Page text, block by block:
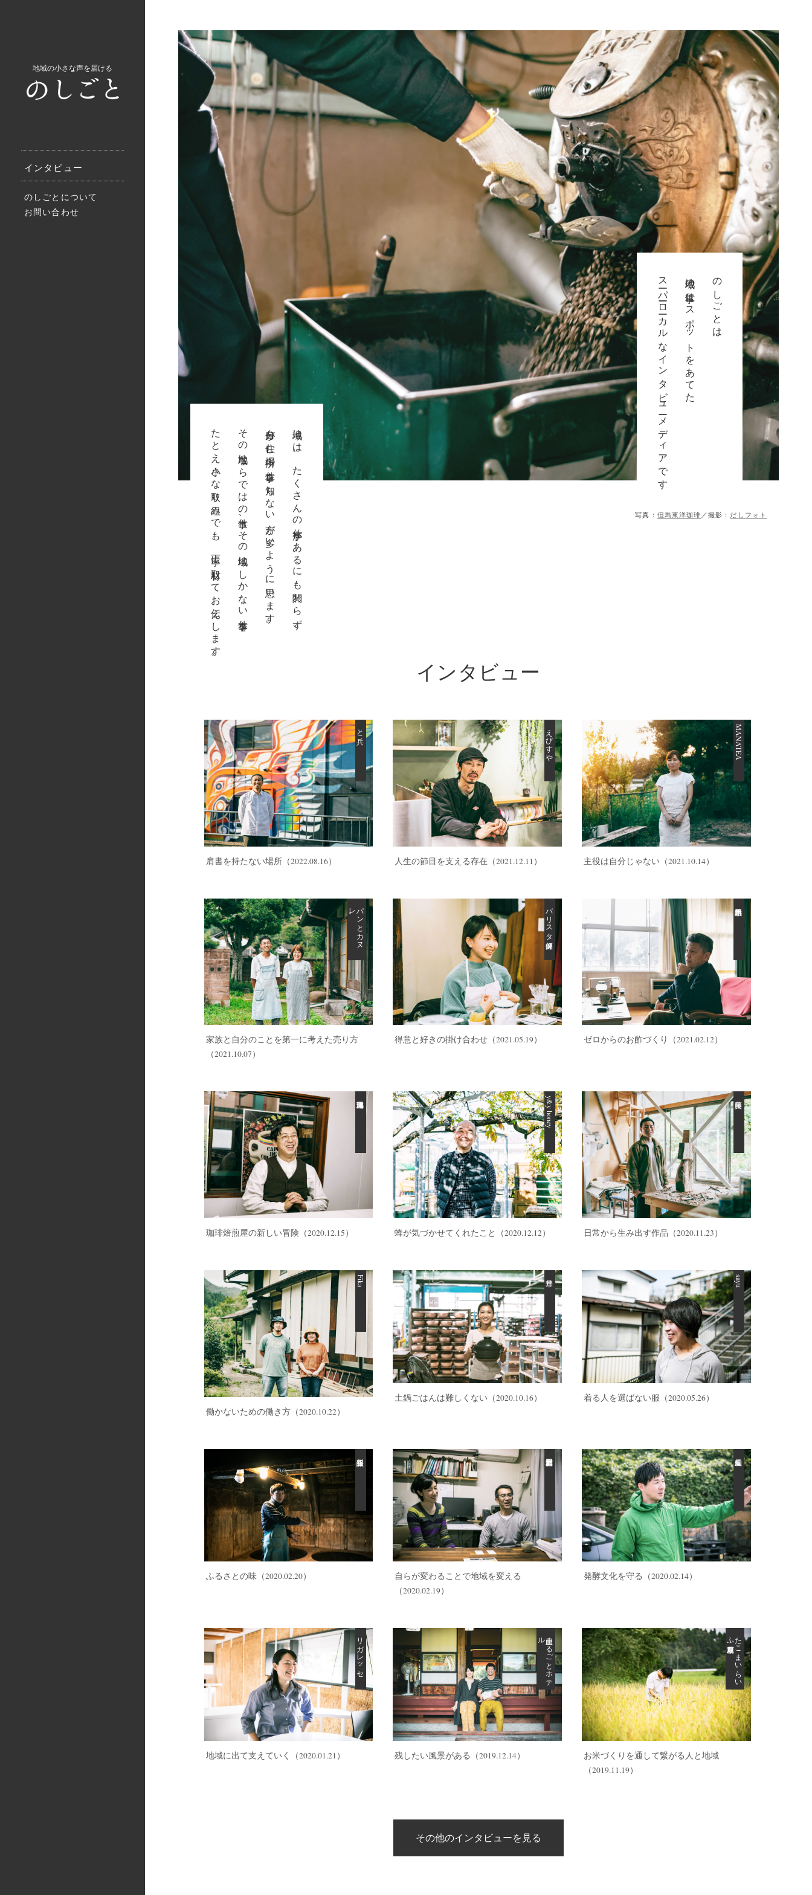
地域の小さな声を届ける
インタビュー
のしごとについて
お問い合わせ
のしごとは
地域の仕事にスポットをあてた
スーパーローカルなインタビューメディアです
地域には、たくさんの仕事があるにも関わらず、
自分が住む場所の仕事を知らない方が多いように思います。
その地域ならではの仕事、その地域にしかない仕事を
たとえ小さな取り組みでも、丁寧に取材してお伝えします。 写真： 但馬東洋珈琲 ／撮影： だしフォト
インタビュー
とゞ兵
肩書を持たない場所（2022.08.16）
えびすや
人生の節目を支える存在 （2021.12.11）
MANATEA
主役は自分じゃない （2021.10.14）
パ
ン
と
カ
ヌ
レ
。
家族と自分のことを第一に考えた売り方
（2021.10.07）
バリスタ保健師
得意と好きの掛け合わせ （2021.05.19） ゼロからのお酢づくり （2021.02.12）
珈琲焙煎屋の新しい冒険 （2020.12.15）
y&y honey
蜂が気づかせてくれたこと （2020.12.12） 日常から生み出す作品 （2020.11.23）
Fika
働かないための働き方（2020.10.22）
土鍋ごはんは難しくない （2020.10.16）
sayu
着る人を選ばない服 （2020.05.26）
ふるさとの味（2020.02.20）
自らが変わることで地域を変える
（2020.02.19）
発酵文化を守る （2020.02.14）
リガレッセ
地域に出て支えていく （2020.01.21）
里山ま
る
ご
と
ホ
テ
ル
残したい風景がある （2019.12.14）
た
こ
ま
い
ら
い
ふ
萩原農場
お米づくりを通して繋がる人と地域
（2019.11.19）
その他のインタビューを見る